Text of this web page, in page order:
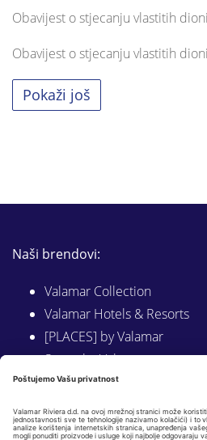
Obavijest o stjecanju vlastitih
Obavijest o stjecanju vlastitih
Pokaži još
Naši brendovi:
Valamar Collection
Valamar Hotels & Resorts
[PLACES] by Valamar
Sunny by Valamar
Valamar Camping
Istraži na Valamar.com